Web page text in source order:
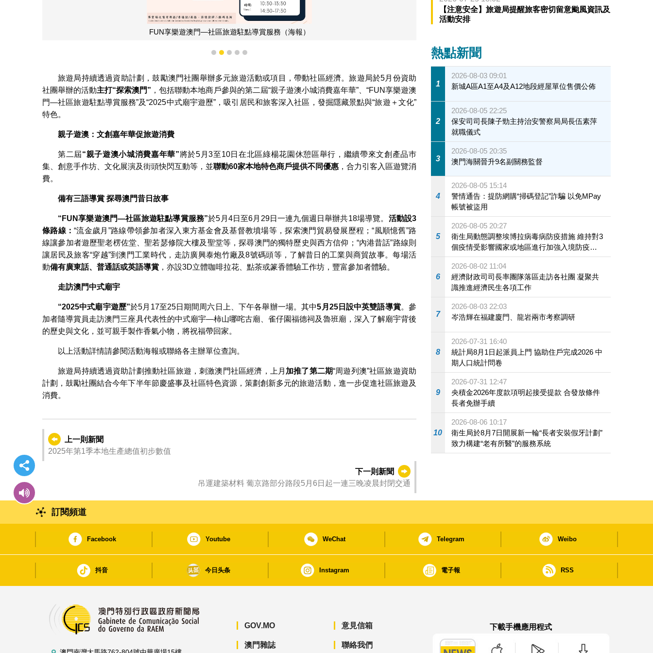
FUN享樂遊澳門—社區旅遊駐點導賞服務（海報）
1 2 3 4 5
旅遊局持續透過資助計劃，鼓勵澳門社團舉辦多元旅遊活動或項目，帶動社區經濟。旅遊局於5月份資助
社團舉辦的活動主打“探索澳門” ，包括聯動本地商戶參與的第二屆“親子遊澳小城消費嘉年華”、“FUN享樂遊澳
門—社區旅遊駐點導賞服務”及“2025中式廟宇遊歷”，吸引居民和旅客深入社區，發掘隱藏景點與“旅遊＋文化”
特色。
親子遊澳：文創嘉年華促旅遊消費
第二屆“親子遊澳小城消費嘉年華”將於5月3至10日在北區綠楊花園休憩區舉行，繼續帶來文創產品巿
集、創意手作坊、文化展演及街頭快閃互動等，並聯動60家本地特色商戶提供不同優惠 ，合力引客入區遊覽消
費。
備有三語導賞 探尋澳門昔日故事
“FUN享樂遊澳門—社區旅遊駐點導賞服務”於5月4日至6月29日一連九個週日舉辦共18場導覽。 活動設3
條路線：“流金歲月”路線帶領參加者深入東方基金會及基督教墳場等，探索澳門貿易發展歷程；“風順憶舊”路
線讓參加者遊歷聖老楞佐堂、聖若瑟修院大樓及聖堂等，探尋澳門的獨特歷史與西方信仰；“內港昔話”路線則
讓居民及旅客“穿越”到澳門工業時代，走訪廣興泰炮竹廠及8號碼頭等，了解昔日的工業與商貿故事。每場活
動備有廣東話、普通話或英語導賞 ，亦設3D立體咖啡拉花、點茶或篆香體驗工作坊，豐富參加者體驗。
走訪澳門中式廟宇
“2025中式廟宇遊歷”於5月17至25日期間周六日上、下午各舉辦一場。其中5月 25日設中英雙語導賞。參
加者隨導賞員走訪澳門三座具代表性的中式廟宇—柿山哪咤古廟、雀仔園福德祠及魯班廟，深入了解廟宇背後
的歷史與文化，並可親手製作香氣小物，將祝福帶回家。
以上活動詳情請參閱活動海報或聯絡各主辦單位查詢。
旅遊局持續透過資助計劃推動社區旅遊，刺激澳門社區經濟，上月 加推了第二期“周遊列澳”社區旅遊資助
計劃，鼓勵社團結合今年下半年節慶盛事及社區特色資源，策劃創新多元的旅遊活動，進一步促進社區旅遊及
消費。
上一則新聞
2025年第1季本地生產總值初步數值
下一則新聞
吊運建築材料 葡京路部分路段5月6日起一連三晚凌晨封閉交通
【注意安全】旅遊局提醒旅客密切留意颱風資訊及
活動安排
熱點新聞
1
2026-08-03 09:01
新城A區A1至A4及A12地段經屋單位售價公佈
2
2026-08-05 22:25
保安司司長陳子勁主持治安警察局局長伍素萍
就職儀式
3
2026-08-05 20:35
澳門海關晉升9名副關務監督
4
2026-08-05 15:14
警情通告：提防網購“掃碼登記”詐騙 以免MPay
帳號被盜用
5
2026-08-05 20:27
衛生局動態調整埃博拉病毒病防疫措施 維持對3
個疫情受影響國家或地區進行加強入境防疫措
施
6
2026-08-02 11:04
經濟財政司司長率團隊落區走訪各社團 凝聚共
識推進經濟民生各項工作
7
2026-08-03 22:03
岑浩輝在福建廈門、龍岩兩市考察調研
8
2026-07-31 16:40
統計局8月1日起派員上門 協助住戶完成2026 中
期人口統計問卷
9
2026-07-31 12:47
央積金2026年度款項明起接受提款 合發放條件
長者免辦手續
10
2026-08-06 10:17
衛生局於8月7日開展新一輪“長者安裝假牙計劃”
致力構建“老有所醫”的服務系統
訂閱頻道
Facebook Youtube WeChat Telegram Weibo
抖音 今日头条 Instagram 電子報 RSS
GOV.MO
澳門雜誌
意見信箱
聯絡我們
下載手機應用程式